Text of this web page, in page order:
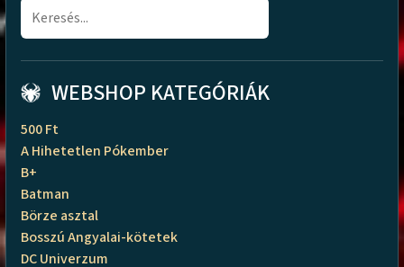
WEBSHOP KATEGÓRIÁK
500 Ft
A Hihetetlen Pókember
B+
Batman
Börze asztal
Bosszú Angyalai-kötetek
DC Univerzum